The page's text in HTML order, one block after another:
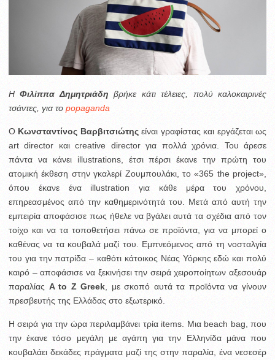
ΗΦιλίππα Δημητριάδη βρήκε κάτι τέλειες, πολύ καλοκαιρινές
τσάντες, για το popaganda
Ο Κωνσταντίνος Βαρβιτσιώτηςείναι γραφίστας και εργάζεται ως
art director και creative director για πολλά χρόνια. Του άρεσε
πάντα να κάνει illustrations, έτσι πέρσι έκανε την πρώτη του
ατομική έκθεση στην γκαλερί Ζουμπουλάκι, το «365 the project»,
όπου έκανε ένα illustration για κάθε μέρα του χρόνου,
επηρεασμένος από την καθημερινότητά του. Μετά από αυτή την
εμπειρία αποφάσισε πως ήθελε να βγάλει αυτά τα σχέδια από τον
τοίχο και να τα τοποθετήσει πάνω σε προϊόντα, για να μπορεί ο
καθένας να τα κουβαλά μαζί του. Εμπνεόμενος από τη νοσταλγία
του για την πατρίδα – καθότι κάτοικος Νέας Υόρκης εδώ και πολύ
καιρό – αποφάσισε να ξεκινήσει την σειρά χειροποίητων αξεσουάρ
παραλίας A to Z Greek , με σκοπό αυτά τα προϊόντα να γίνουν
πρεσβευτής της Ελλάδας στο εξωτερικό.
Η σειρά για την ώρα περιλαμβάνει τρία items. Μια beach bag, που
την έκανε τόσο μεγάλη με αγάπη για την Ελληνίδα μάνα που
κουβαλάει δεκάδες πράγματα μαζί της στην παραλία, ένα νεσεσέρ